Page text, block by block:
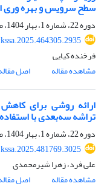
سطح سرویس و بهره وری
دوره 22، شماره 1، بهار 1404، صفحه
فرخنده کیایی
مشاهده مقاله
اصل
ارائه روشی برای
تراشه سه‌بعدی با
دوره 22، شماره 1، بهار 1404، صفحه
علی فرد، زهرا شیرمحمدی
مشاهده مقاله
اصل